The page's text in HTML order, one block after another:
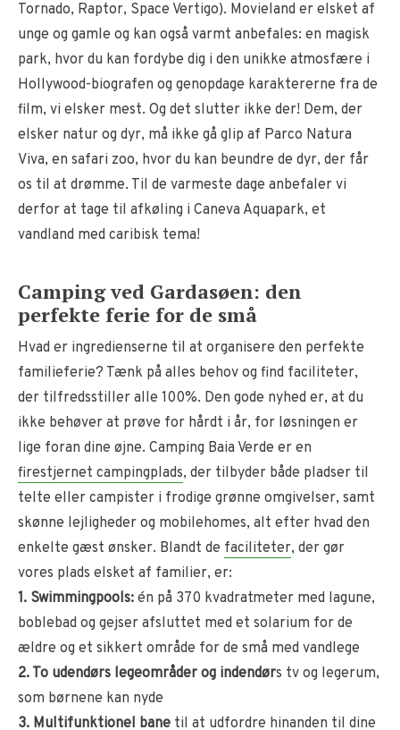
Tornado, Raptor, Space Vertigo). Movieland er elsket af
unge og gamle og kan også varmt anbefales: en magisk
park, hvor du kan fordybe dig i den unikke atmosfære i
Hollywood-biografen og genopdage karaktererne fra de
film, vi elsker mest. Og det slutter ikke der! Dem, der
elsker natur og dyr, må ikke gå glip af Parco Natura
Viva, en safari zoo, hvor du kan beundre de dyr, der får
os til at drømme. Til de varmeste dage anbefaler vi
derfor at tage til afkøling i Caneva Aquapark, et
vandland med caribisk tema!
Camping ved Gardasøen: den
perfekte ferie for de små
Hvad er ingredienserne til at organisere den perfekte
familieferie? Tænk på alles behov og find faciliteter,
der tilfredsstiller alle 100%. Den gode nyhed er, at du
ikke behøver at prøve for hårdt i år, for løsningen er
lige foran dine øjne. Camping Baia Verde er en
firestjernet campingplads, der tilbyder både pladser til
telte eller campister i frodige grønne omgivelser, samt
skønne lejligheder og mobilehomes, alt efter hvad den
enkelte gæst ønsker. Blandt de faciliteter, der gør
vores plads elsket af familier, er:
1. Swimmingpools: én på 370 kvadratmeter med lagune,
boblebad og gejser afsluttet med et solarium for de
ældre og et sikkert område for de små med vandlege
2. To udendørs legeområder og indendørs tv og legerum,
som børnene kan nyde
3. Multifunktionel bane til at udfordre hinanden til dine